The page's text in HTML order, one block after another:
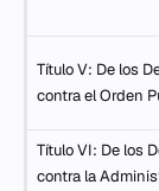
Título V: De los
contra el Orden
Título VI: De los
contra la